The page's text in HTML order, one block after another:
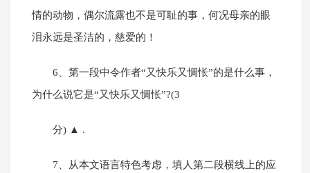
情的动物，偶尔流露也不是可耻的事，何况母亲的眼
泪永远是圣洁的，慈爱的！
6、第一段中令作者“又快乐又惆怅”的是什么事，
为什么说它是“又快乐又惆怅”?(3
分) ▲ .
7、从本文语言特色考虑，填人第二段横线上的应